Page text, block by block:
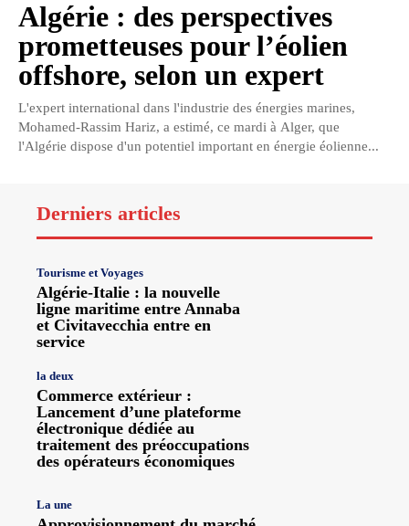
Algérie : des perspectives
prometteuses pour l’éolien
offshore, selon un expert
L'expert international dans l'industrie des énergies marines,
Mohamed-Rassim Hariz, a estimé, ce mardi à Alger, que
l'Algérie dispose d'un potentiel important en énergie éolienne...
Derniers articles
Tourisme et Voyages
Algérie-Italie : la nouvelle
ligne maritime entre Annaba
et Civitavecchia entre en
service
la deux
Commerce extérieur :
Lancement d’une plateforme
électronique dédiée au
traitement des préoccupations
des opérateurs économiques
La une